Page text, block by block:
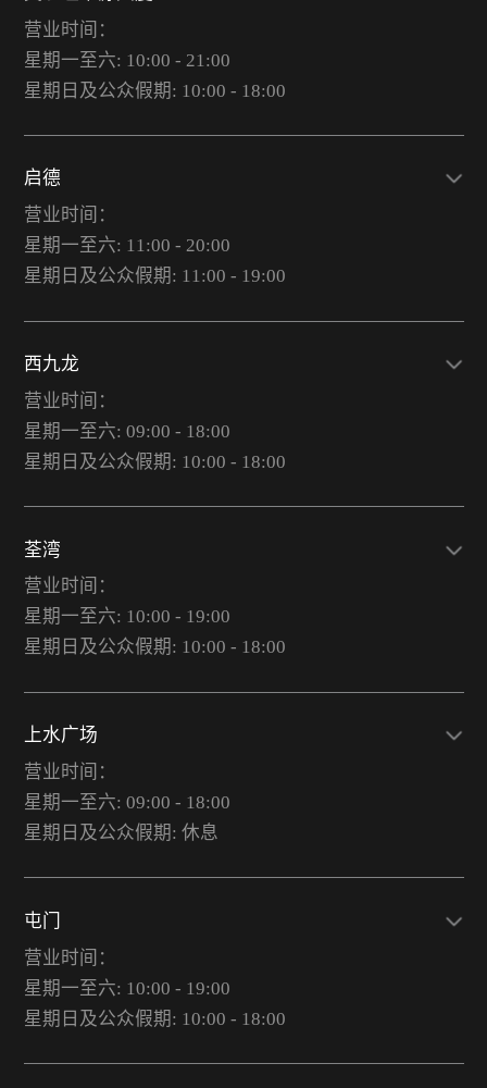
营业时间：
星期一至六: 10:00 - 21:00
星期日及公众假期: 10:00 - 18:00
启德
营业时间：
星期一至六: 11:00 - 20:00
星期日及公众假期: 11:00 - 19:00
西九龙
营业时间：
星期一至六: 09:00 - 18:00
星期日及公众假期: 10:00 - 18:00
荃湾
营业时间：
星期一至六: 10:00 - 19:00
星期日及公众假期: 10:00 - 18:00
上水广场
营业时间：
星期一至六: 09:00 - 18:00
星期日及公众假期: 休息
屯门
营业时间：
星期一至六: 10:00 - 19:00
星期日及公众假期: 10:00 - 18:00